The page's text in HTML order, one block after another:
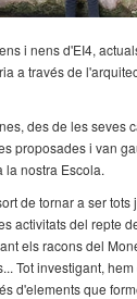
i nens d'EI4,
a través de
des de les seves
proposades i van
la nostra Escola.
de tornar a ser
activitats del repte
els racons del
Tot investigant,
d'elements que